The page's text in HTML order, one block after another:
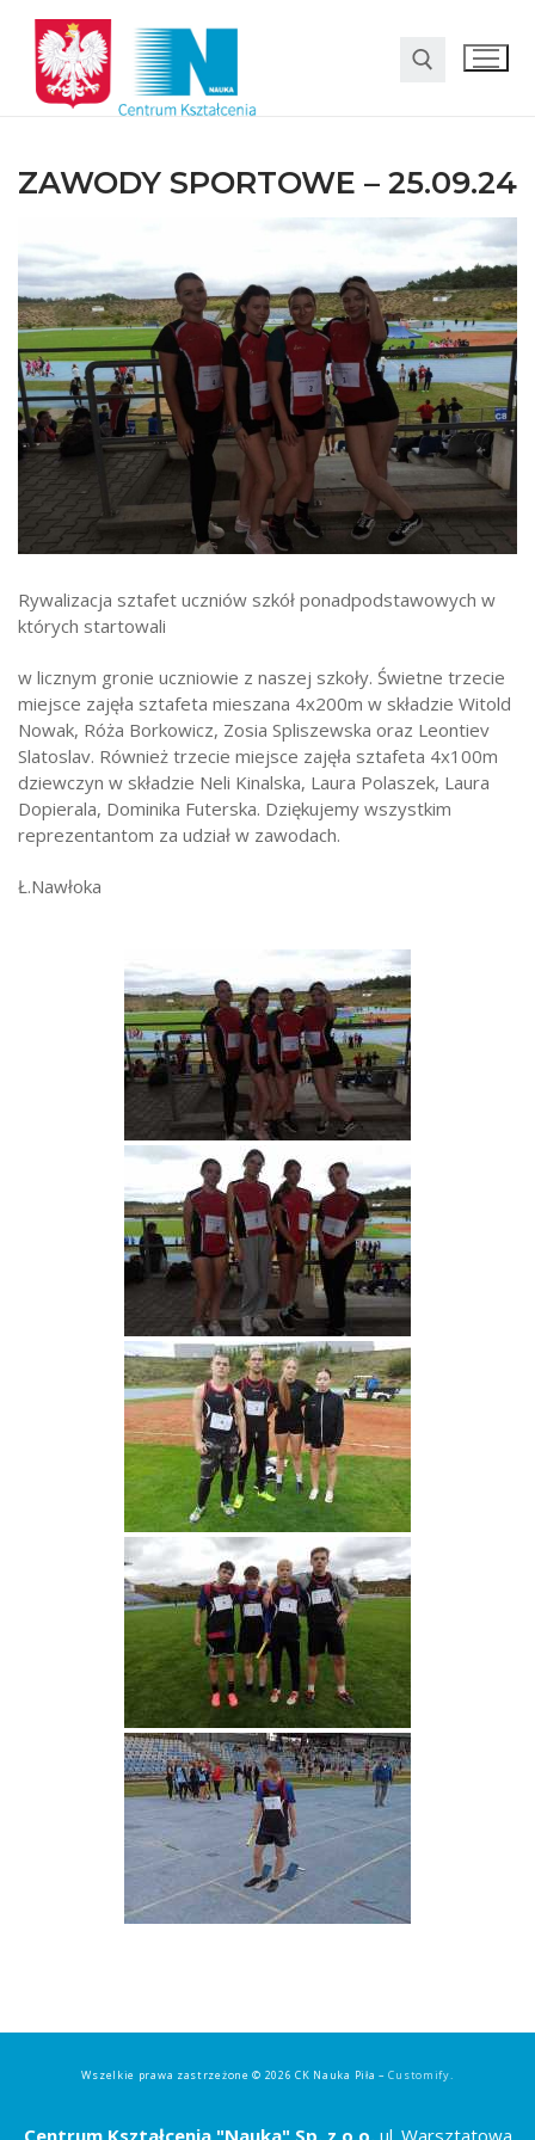
O nas
Oferta
LO SMS Talent
Strefa rodzica
Strefa ucznia
Bursa/Internat
Rekrutacja
Oferty pracy dla pracowników
Zadania realizowane z budżetu państwa
ZAWODY SPORTOWE – 25.09.24
Rywalizacja sztafet uczniów szkół ponadpodstawowych w
których startowali
w licznym gronie uczniowie z naszej szkoły. Świetne trzecie
miejsce zajęła sztafeta mieszana 4x200m w składzie Witold
Nowak, Róża Borkowicz, Zosia Spliszewska oraz Leontiev
Slatoslav. Również trzecie miejsce zajęła sztafeta 4x100m
dziewczyn w składzie Neli Kinalska, Laura Polaszek, Laura
Dopierala, Dominika Futerska. Dziękujemy wszystkim
reprezentantom za udział w zawodach.
Ł.Nawłoka
Wszelkie prawa zastrzeżone © 2026 CK Nauka Piła –Customify.
Centrum Kształcenia "Nauka" Sp. z o.o. ul. Warsztatowa